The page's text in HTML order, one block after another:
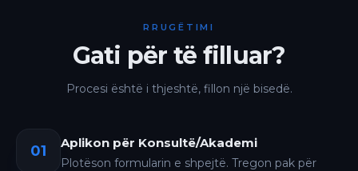
RRUGËTIMI
Gati për të filluar?
Procesi është i thjeshtë, fillon një bisedë.
01 Aplikon për Konsultë/Akademi
Plotëson formularin e shpejtë. Tregon pak për